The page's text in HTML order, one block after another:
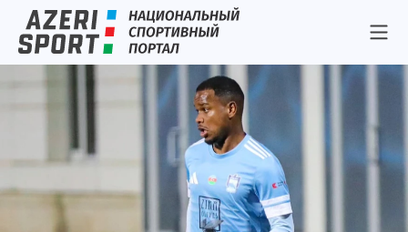
Календарь и результаты
Результаты
Интервью
Фото/Видео
Азеррейл
Рабита